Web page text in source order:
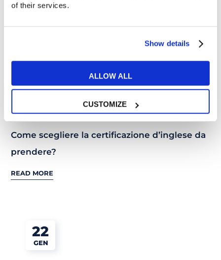
of their services.
Show details
ALLOW ALL
CUSTOMIZE
Come scegliere la certificazione d’inglese da
prendere?
READ MORE
22
GEN